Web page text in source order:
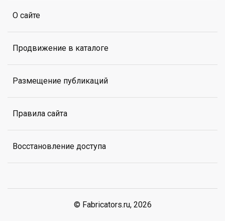
О сайте
Продвижение в каталоге
Размещение публикаций
Правила сайта
Восстановление доступа
© Fabricators.ru, 2026